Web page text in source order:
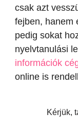
csak azt
fejben, hanem
pedig sokat
nyelvtanulási
információk
online is
Kérjük,